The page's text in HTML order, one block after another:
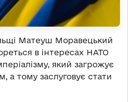
Матеуш Моравецький
в інтересах НАТО
який загрожує
а тому заслуговує стати